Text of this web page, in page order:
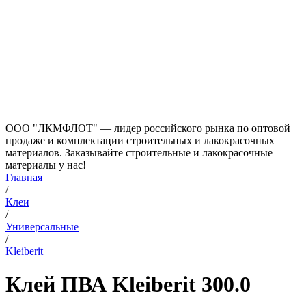
ООО "ЛКМФЛОТ" — лидер российского рынка по оптовой
продаже и комплектации строительных и лакокрасочных
материалов. Заказывайте строительные и лакокрасочные
материалы у нас!
Главная
/
Клеи
/
Универсальные
/
Kleiberit
Клей ПВА Kleiberit 300.0